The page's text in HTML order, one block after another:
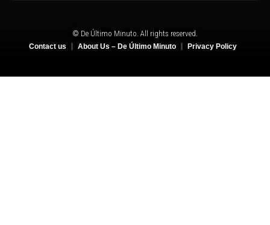
© De Último Minuto. All rights reserved.
Contact us About Us – De Último Minuto Privacy Policy